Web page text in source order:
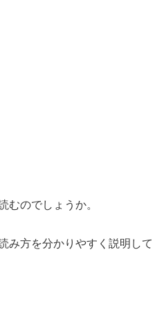
むのでしょうか。
み方を分かりやすく説明して